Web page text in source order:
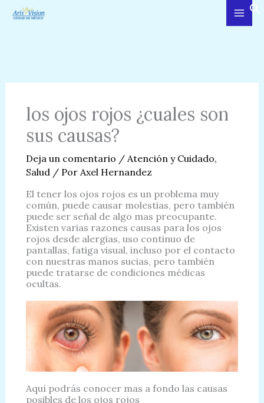
los ojos rojos ¿cuales son
sus causas?
Deja un comentario / Atención y Cuidado,
Salud/ Por Axel Hernandez
El tener los ojos rojos es un problema muy
común, puede causar molestias, pero también
puede ser señal de algo mas preocupante.
Existen varias razones causas para los ojos
rojos desde alergias, uso continuo de
pantallas, fatiga visual, incluso por el contacto
con nuestras manos sucias, pero también
puede tratarse de condiciones médicas
ocultas.
Aquí podrás conocer mas a fondo las causas
posibles de los ojos rojos